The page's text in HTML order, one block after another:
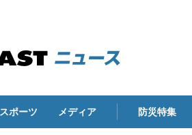
スポーツ メディア 防災特集